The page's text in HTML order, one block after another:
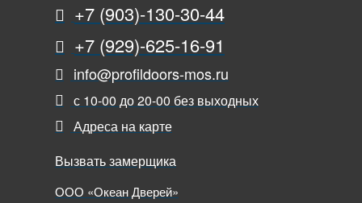
+7 (903)-130-30-44
+7 (929)-625-16-91
info@profildoors-mos.ru
с 10-00 до 20-00 без выходных
Адреса на карте
Вызвать замерщика
ООО «Океан Дверей»